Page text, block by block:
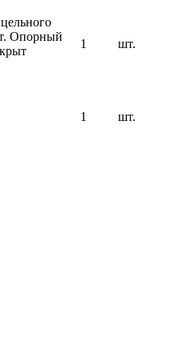
Опорный
1 шт.
1 шт.